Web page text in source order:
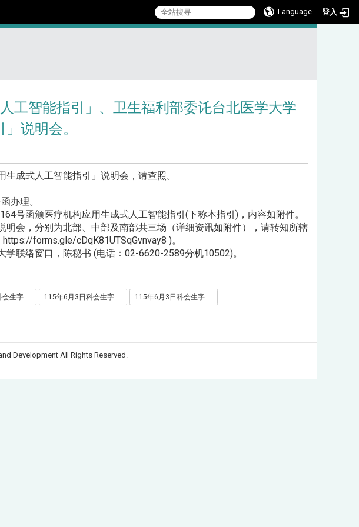
Language 登入
工智能指引」、卫生福利部委讬台北医学大学
说明会。
成式人工智能指引」说明会，请查照。
办理。
号函颁医疗机构应用生成式人工智能指引(下称本指引)，内容如附件。
会，分别为北部、中部及南部共三场（详细资讯如附件），请转知所辖
forms.gle/cDqK81UTSqGvnvay8 )。
联络窗口，陈秘书 (电话：02-6620-2589分机10502)。
115年6月3日科会生字第1150035673号函 115年6月3日科会生字第1150035673号函_附件1 115年6月3日科会生字第1150035673号函_附件2
Development All Rights Reserved.